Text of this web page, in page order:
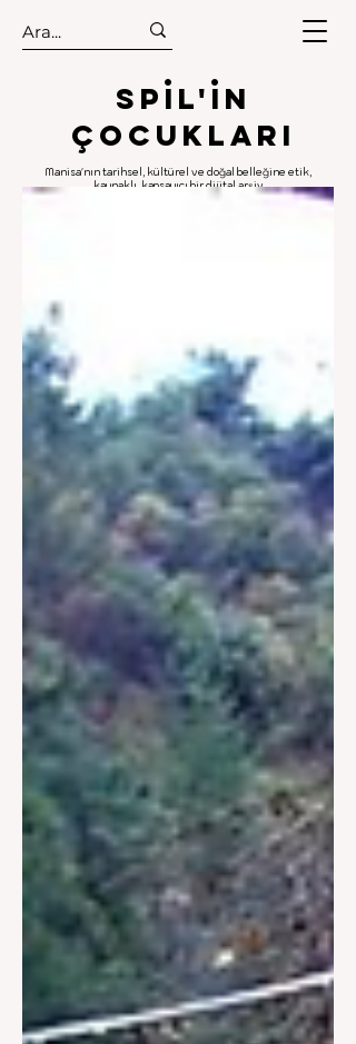
.
.
Spıl'in
Çocukları
Manisa'nın tarihsel, kültürel ve doğal belleğine etik,
kaynaklı, kapsayıcı bir dijital arşiv